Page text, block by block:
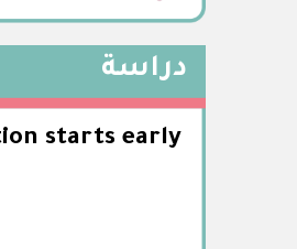
دراسة
starts early